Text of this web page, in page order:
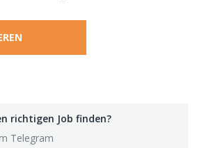
richtigen Job finden?
Telegram